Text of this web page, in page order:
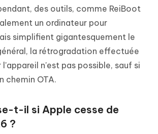
des outils, comme ReiBoot
un ordinateur pour
simplifient gigantesquement le
la rétrogradation effectuée
l'appareil n'est pas possible, sauf si
chemin OTA.
t-il si Apple cesse de
?